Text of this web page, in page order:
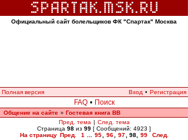
Официальный сайт болельщиков ФК "Спартак" Москва
Полная версия Вход • Регистрация
FAQ • Поиск
Общение на сайте » Гостевая книга ВВ
Пред. тема | След. тема
Страница 98 из 99 [ Сообщений: 4923 ]
На страницу Пред. 1 95 96 97 98, 99
След.